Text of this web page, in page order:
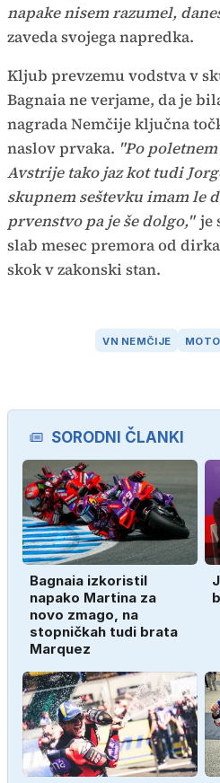
napake nisem razumel,
zaveda svojega napredka.
Kljub prevzemu vodstva v
Bagnaia ne verjame, da je
nagrada Nemčije ključna
naslov prvaka. "Po
Avstrije tako jaz kot tudi
skupnem seštevku imam le
prvenstvo pa je še dolgo," je
slab mesec premora od
skok v zakonski stan.
VN NEMČIJE
SORODNI ČLANKI
Bagnaia izkoristil
napako Martina za
novo zmago, na
stopničkah tudi brata
Marquez